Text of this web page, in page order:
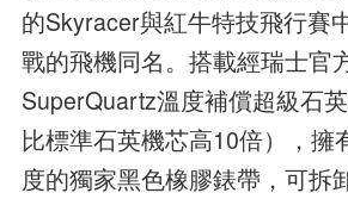
的Skyracer與紅牛特技飛行賽
戰的飛機同名。搭載經瑞士官
SuperQuartz溫度補償超級石
比標準石英機芯高10倍），擁
度的獨家黑色橡膠錶帶，可拆